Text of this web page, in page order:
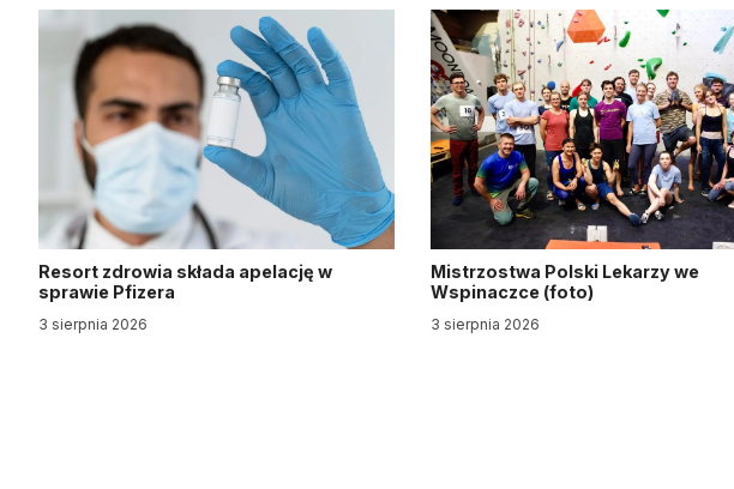
Resort zdrowia składa apelację w
sprawie Pfizera
3 sierpnia 2026
Mistrzostwa Polski Lekarzy we
Wspinaczce (foto)
3 sierpnia 2026